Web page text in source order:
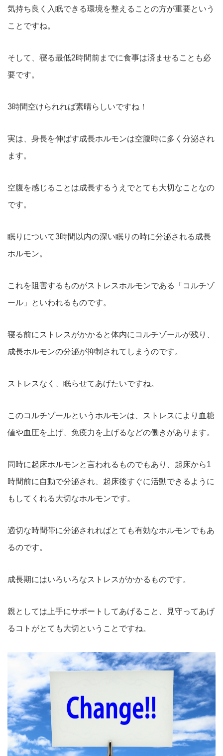
気持ち良く入眠できる環境を整えることの方が重要という
ことですね。
そして、寝る最低2時間前までに食事は済ませることも必
要です。
3時間空けられれば素晴らしいですね！
実は、身長を伸ばす成長ホルモンは空腹時に多く分泌され
ます。
空腹を感じることは成長するうえでとても大切なことなの
です。
眠りについて3時間以内の深い眠りの時に分泌される成長
ホルモン。
これを阻害するものがストレスホルモンである「コルチゾ
ール」といわれるものです。
寝る前にストレスがかかると体内にコルチゾールが残り、
成長ホルモンの分泌が抑制されてしまうのです。
ストレスなく、眠らせてあげたいですね。
このコルチゾールというホルモンは、ストレスにより血糖
値や血圧を上げ、免疫力を上げるなどの働きがあります。
同時に起床ホルモンと言われるものでもあり、起床から1
時間前に自動で分泌され、起床後すぐに活動できるように
もしてくれる大切なホルモンです。
適切な時間帯に分泌されればとても有効なホルモンでもあ
るのです。
成長期にはいろいろなストレスがかかるものです。
親としては上手にサポートしてあげること、見守ってあげ
るコトがとても大切ということですね。